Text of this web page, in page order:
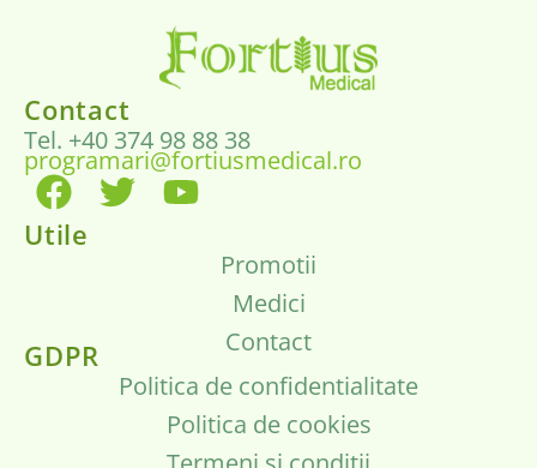
Contact
Tel. +40 374 98 88 38
programari@fortiusmedical.ro
Utile
Promotii
Medici
Contact
GDPR
Politica de confidentialitate
Politica de cookies